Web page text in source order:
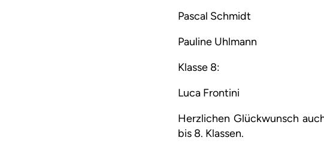
Pascal Schmidt
Pauline Uhlmann
Klasse 8:
Luca Frontini
Herzlichen Glückwunsch
bis 8. Klassen.